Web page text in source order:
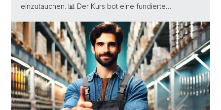
einzutauchen. 📊 Der Kurs bot eine fundierte…